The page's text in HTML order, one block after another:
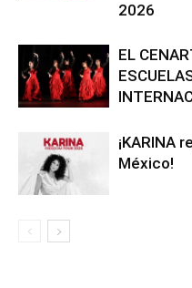
2026
EL
¡KARINA
México!